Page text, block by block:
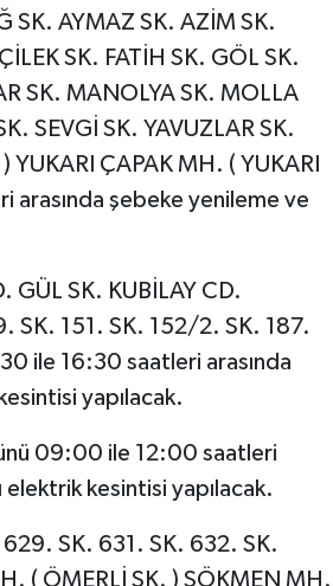
SK. AYMAZ SK. AZİM SK.
SK. FATİH SK. GÖL SK.
SK. MANOLYA SK. MOLLA
SEVGİ SK. YAVUZLAR SK.
ÇAPAK MH. ( YUKARI
arasında şebeke yenileme ve
GÜL SK. KUBİLAY CD.
SK. 151. SK. 152/2. SK. 187.
ile 16:30 saatleri arasında
yapılacak.
09:00 ile 12:00 saatleri
elektrik kesintisi yapılacak.
629. SK. 631. SK. 632. SK.
( ÖMERLİ SK. ) SÖKMEN MH.